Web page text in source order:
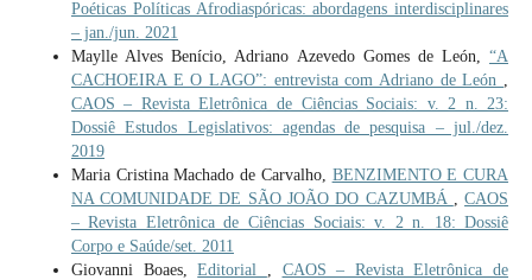
Poéticas Políticas Afrodiaspóricas: abordagens interdisciplinares
– jan./jun. 2021
Maylle Alves Benício, Adriano Azevedo Gomes de León,“A
CACHOEIRA E O LAGO”: entrevista com Adriano de León
CAOS – Revista Eletrônica de Ciências Sociais: v. 2 n. 23:
Dossiê Estudos Legislativos: agendas de pesquisa – jul./dez.
2019
Maria Cristina Machado de Carvalho, BENZIMENTO E CURA
NA COMUNIDADE DE SÃO JOÃO DO CAZUMBÁ
,CAOS
– Revista Eletrônica de Ciências Sociais: v. 2 n. 18: Dossiê
Corpo e Saúde/set. 2011
Giovanni Boaes,Editorial
CAOS – Revista Eletrônica de